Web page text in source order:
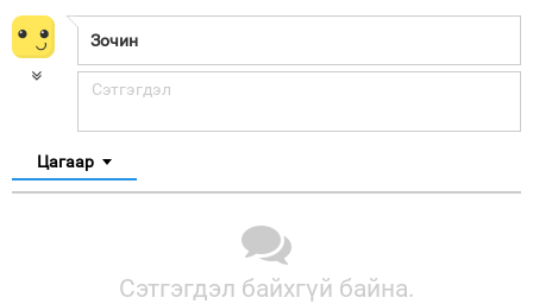
Цагаар
Сэтгэгдэл байхгүй байна.